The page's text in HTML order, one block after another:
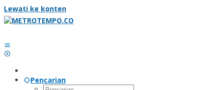
Lewati ke konten
Pencarian